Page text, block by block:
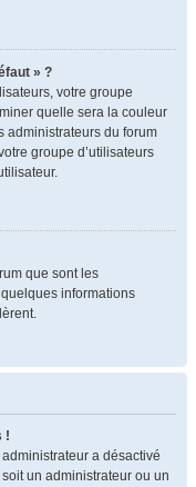
» ?
votre groupe
quelle sera la couleur
administrateurs du forum
groupe d’utilisateurs
que sont les
informations
!
a désactivé
un administrateur ou un